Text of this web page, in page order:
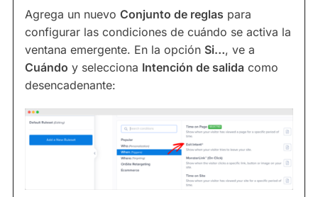
Agrega un nuevo Conjunto de reglas para
configurar las condiciones de cuándo se activa la
ventana emergente. En la opción Si…, ve a
Cuándo y selecciona Intención de salida como
desencadenante: